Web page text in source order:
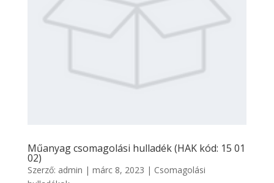
Műanyag csomagolási hulladék (HAK kód: 15 01
02)
Szerző: admin | márc 8, 2023 | Csomagolási